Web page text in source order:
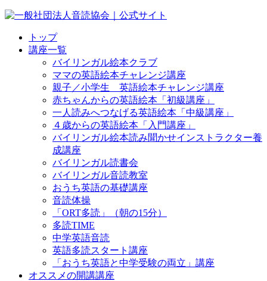
トップ
講座一覧
バイリンガル絵本クラブ
ママの英語絵本チャレンジ講座
親子／小学生 英語絵本チャレンジ講座
赤ちゃんからの英語絵本「初級講座」
一人読みへつなげる英語絵本「中級講座」
４歳からの英語絵本「入門講座」
バイリンガル絵本読み聞かせインストラクター養
成講座
バイリンガル読書会
バイリンガル音読教室
おうち英語の基礎講座
音読体操
「ORT多読」（朝の15分）
多読TIME
中学英語音読
英語多読スタート講座
「おうち英語と中学受験の両立」講座
オススメの開講講座